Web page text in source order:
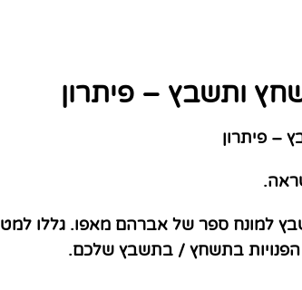
ותשבץ – פיתרון
– פיתרון
למונח ספר של אברהם מאפו. גללו
הפנויות בתשחץ / בתשבץ שלכם.